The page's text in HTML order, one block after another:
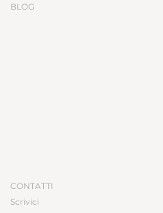
BLOG
CONTATTI
Scrivici